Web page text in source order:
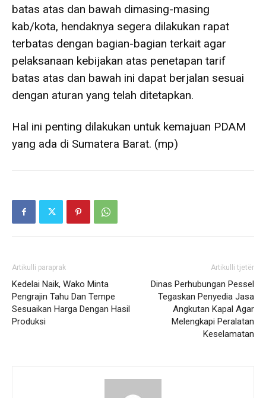
batas atas dan bawah dimasing-masing
kab/kota, hendaknya segera dilakukan rapat
terbatas dengan bagian-bagian terkait agar
pelaksanaan kebijakan atas penetapan tarif
batas atas dan bawah ini dapat berjalan sesuai
dengan aturan yang telah ditetapkan.
Hal ini penting dilakukan untuk kemajuan PDAM
yang ada di Sumatera Barat. (mp)
Artikulli paraprak
Kedelai Naik, Wako Minta
Pengrajin Tahu Dan Tempe
Sesuaikan Harga Dengan Hasil
Produksi
Artikulli tjetër
Dinas Perhubungan Pessel
Tegaskan Penyedia Jasa
Angkutan Kapal Agar
Melengkapi Peralatan
Keselamatan